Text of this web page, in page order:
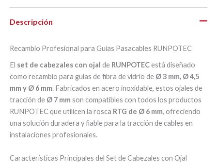
Descripción
Recambio Profesional para Guías Pasacables RUNPOTEC
El set de cabezales con ojal de RUNPOTECestá diseñado
como recambio para guías de fibra de vidrio de Ø 3 mm, Ø 4,5
mm y Ø 6 mm. Fabricados en acero inoxidable, estos ojales de
tracción de Ø 7 mm son compatibles con todos los productos
RUNPOTEC que utilicen la rosca RTG de Ø 6 mm, ofreciendo
una solución duradera y fiable para la tracción de cables en
instalaciones profesionales.
Características Principales del Set de Cabezales con Ojal